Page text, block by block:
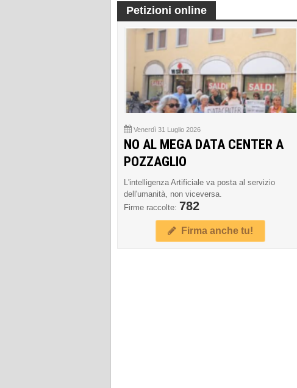
Petizioni online
Venerdì 31 Luglio 2026
NO AL MEGA DATA CENTER A
POZZAGLIO
L'intelligenza Artificiale va posta al servizio
dell'umanità, non viceversa.
Firme raccolte: 782
Firma anche tu!